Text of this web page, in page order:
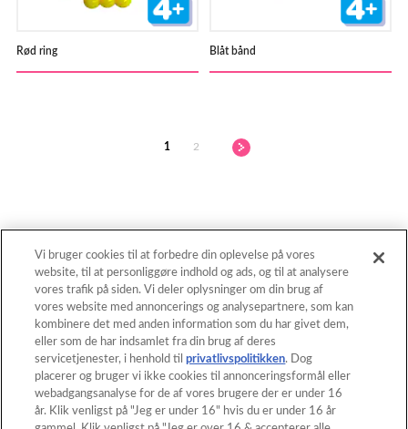
Rød ring Blåt bånd
1 2
Tilbage til toppen
Hjem Katalog
Skabeloner Hvad er Aquabeads?
Videoer Til forældre
Vi bruger cookies til at forbedre din oplevelse på vores
website, til at personliggøre indhold og ads, og til at analysere
vores trafik på siden. Vi deler oplysninger om din brug af
vores website med annoncerings og analysepartnere, som kan
kombinere det med anden information som du har givet dem,
eller som de har indsamlet fra din brug af deres
servicetjenester, i henhold tilprivatlivspolitikken. Dog
placerer og bruger vi ikke cookies til annonceringsformål eller
webadgangsanalyse for de af vores brugere der er under 16
år. Klik venligst på "Jeg er under 16" hvis du er under 16 år